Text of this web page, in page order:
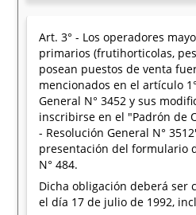
Art. 3° - Los operadores
primarios (frutihorticolas,
posean puestos de venta
mencionados en el artículo
General N° 3452 y sus
inscribirse en el "Padrón de
- Resolución General N°
presentación del formulario
N° 484.
Dicha obligación deberá ser
el día 17 de julio de 1992,